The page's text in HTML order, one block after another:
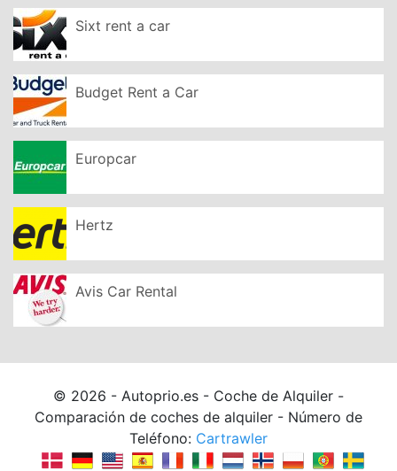
Sixt rent a car
Budget Rent a Car
Europcar
Hertz
Avis Car Rental
© 2026 - Autoprio.es - Coche de Alquiler -
Comparación de coches de alquiler - Número de
Teléfono: Cartrawler